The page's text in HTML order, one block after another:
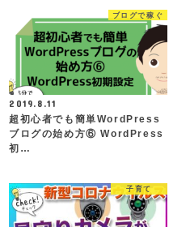
ブログで稼ぐ
2019.8.11
超初心者でも簡単WordPress
ブログの始め方⑥ WordPress
初…
子育て